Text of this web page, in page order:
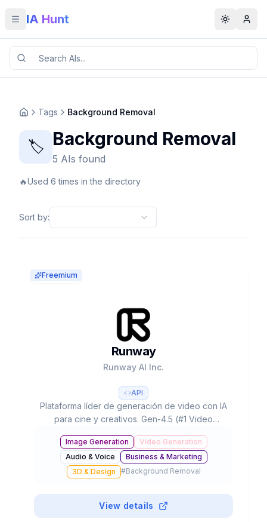
Toggle menu
IA Hunt Toggle
Tags Background Removal
🏷️ Background Removal
5 AIs found
🔥Used 6 times in the directory
Sort by:
Freemium
Runway
Runway AI Inc.
API
Plataforma líder de generación de video con IA
para cine y creativos. Gen-4.5 (#1 Video
300K+ clientes y valoración de $3B+.
Image Generation
Video Generation
Audio & Voice
Business & Marketing
3D & Design
#Background Removal
View details